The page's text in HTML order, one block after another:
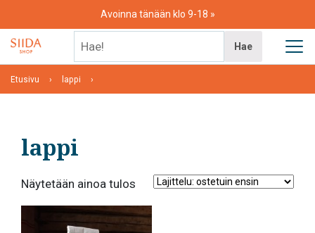
content
Avoinna tänään klo 9-18
Hae
Etusivu lappi
lappi
Näytetään ainoa tulos